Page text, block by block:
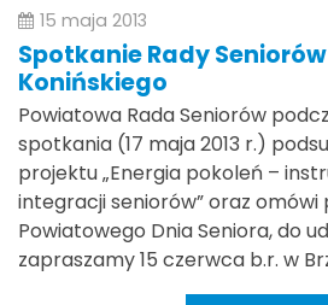
15 maja 2013
Spotkanie Rady
Konińskiego
Powiatowa Rada Seniorów
spotkania (17 maja 2013 r.)
projektu „Energia pokoleń –
integracji seniorów” oraz omówi
Powiatowego Dnia Seniora, do
zapraszamy 15 czerwca b.r. w